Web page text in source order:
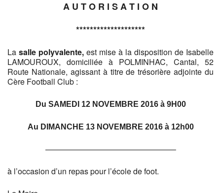
A U T O R I S A T I O N
********************
La salle polyvalente, est mise à la disposition de Isabelle
LAMOUROUX, domiciliée à POLMINHAC, Cantal, 52
Route Nationale, agissant à titre de trésorière adjointe du
Cère Football Club :
Du SAMEDI 12 NOVEMBRE 2016 à 9H00
Au DIMANCHE 13 NOVEMBRE 2016 à 12h00
————————————————–
à l’occasion d’un repas pour l’école de foot.